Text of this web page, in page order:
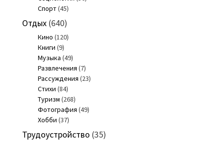
Спорт(45)
Отдых(640)
Кино (120)
Книги (9)
Музыка (49)
Развлечения (7)
Рассуждения (23)
Стихи (84)
Туризм (268)
Фотография (49)
Хобби (37)
Трудоустройство (35)